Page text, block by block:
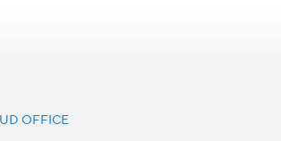
OFFICE